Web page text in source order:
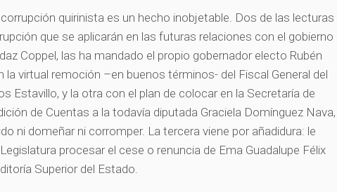
quirinista es un hecho inobjetable. Dos de las lecturas
que se aplicarán en las futuras relaciones con el gobierno
Coppel, las ha mandado el propio gobernador electo Rubén
la virtual remoción –en buenos términos- del Fiscal General del
Estavillo, y la otra con el plan de colocar en la Secretaría de
de Cuentas a la todavía diputada Graciela Domínguez Nava,
ni domeñar ni corromper. La tercera viene por añadidura: le
procesar el cese o renuncia de Ema Guadalupe Félix
Superior del Estado.